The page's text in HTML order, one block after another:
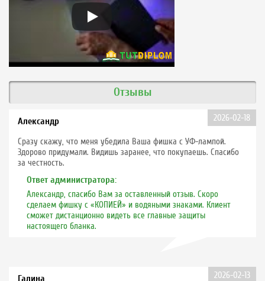
Отзывы
Александр 2026-02-18
Сразу скажу, что меня убедила Ваша фишка с УФ-лампой.
Здорово придумали. Видишь заранее, что покупаешь. Спасибо
за честность.
Ответ администратора:
Александр, спасибо Вам за оставленный отзыв. Скоро
сделаем фишку с «КОПИЕЙ» и водяными знаками. Клиент
сможет дистанционно видеть все главные защиты
настоящего бланка.
Галина 2026-02-13